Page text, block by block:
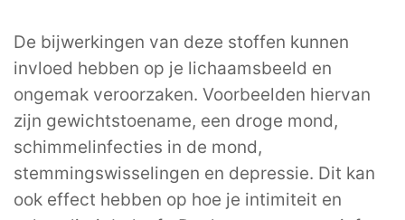
De bijwerkingen van deze stoffen kunnen
invloed hebben op je lichaamsbeeld en
ongemak veroorzaken. Voorbeelden hiervan
zijn gewichtstoename, een droge mond,
schimmelinfecties in de mond,
stemmingswisselingen en depressie. Dit kan
ook effect hebben op hoe je intimiteit en